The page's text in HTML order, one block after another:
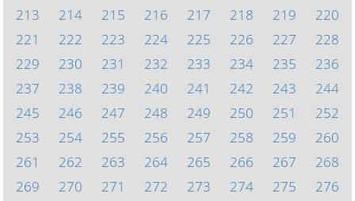
213
214 215 216 217 218 219
220
221
222 223 224 225 226 227
228
229
230 231 232 233 234 235
236
237
238 239 240 241 242 243
244
245
246 247 248 249 250 251
252
253
254 255 256 257 258 259
260
261
262 263 264 265 266 267
268
269
270 271 272 273 274 275
276